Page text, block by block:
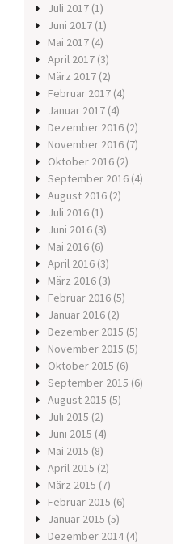
Juli 2017 (1)
Juni 2017 (1)
Mai 2017 (4)
April 2017 (3)
März 2017 (2)
Februar 2017 (4)
Januar 2017 (4)
Dezember 2016 (2)
November 2016 (7)
Oktober 2016 (2)
September 2016 (4)
August 2016 (2)
Juli 2016 (1)
Juni 2016 (3)
Mai 2016 (6)
April 2016 (3)
März 2016 (3)
Februar 2016 (5)
Januar 2016 (2)
Dezember 2015 (5)
November 2015 (5)
Oktober 2015 (6)
September 2015 (6)
August 2015 (5)
Juli 2015 (2)
Juni 2015 (4)
Mai 2015 (8)
April 2015 (2)
März 2015 (7)
Februar 2015 (6)
Januar 2015 (5)
Dezember 2014 (4)